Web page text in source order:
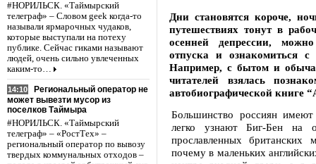
#НОРИЛЬСК. «Таймырский
телеграф» – Словом geek когда-то
называли ярмарочных чудаков,
которые выступали на потеху
публике. Сейчас гиками называют
людей, очень сильно увлеченных
каким-то…
14:10
Региональный оператор не
может вывезти мусор из
поселков Таймыра
#НОРИЛЬСК. «Таймырский
телеграф» – «РостТех» –
региональный оператор по вывозу
твердых коммунальных отходов –
Дни становятся короче,
путешествиях тонут в
осенней депрессии,
отпуска и ознакомиться с
Например, с бытом и
читателей взялась
автобиографической книге
Большинство россиян имеют
легко узнают Биг-Бен на
прославленных
почему в маленьких